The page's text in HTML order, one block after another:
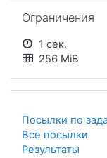
Ограничения
1 сек.
256 MiB
Посылки по
Все посылки
Результаты